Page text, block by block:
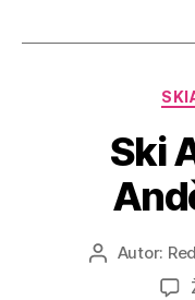
Ski
Autor
příspěvku
Autor: